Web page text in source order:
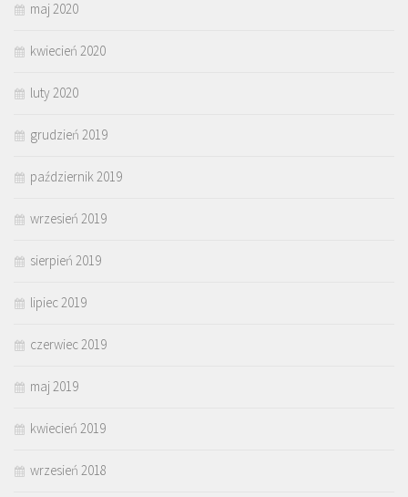
maj 2020
kwiecień 2020
luty 2020
grudzień 2019
październik 2019
wrzesień 2019
sierpień 2019
lipiec 2019
czerwiec 2019
maj 2019
kwiecień 2019
wrzesień 2018